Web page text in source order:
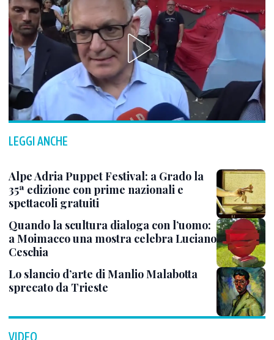
LEGGI ANCHE
Alpe Adria Puppet Festival: a Grado la
35ª edizione con prime nazionali e
spettacoli gratuiti
Quando la scultura dialoga con l’uomo:
a Moimacco una mostra celebra Luciano
Ceschia
Lo slancio d’arte di Manlio Malabotta
sprecato da Trieste
VIDEO